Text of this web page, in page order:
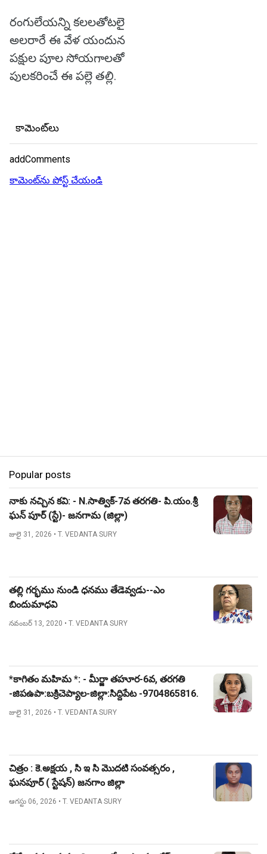
రంగులేయన్ని కలలతోటలై
అలరారే ఈ వేళ యందున
పక్షుల పూల సోయగాలతో
పులకరించే ఈ పల్లె తల్లి.
కామెంట్‌లు
addComments
కామెంట్‌ను పోస్ట్ చేయండి
Popular posts
నాకు నచ్చిన కవి: - N.సాత్విక్-7వ తరగతి- పి.యం.శ్రీ
ఘన్ పూర్ (స్టే)- జనగామ (జిల్లా)
జులై 31, 2026 • T. VEDANTA SURY
తల్లి గర్భము నుండి ధనము తేడెవ్వడు--ఎం
బిందుమాధవి
నవంబర్ 13, 2020 • T. VEDANTA SURY
*కాగితం మహిమ *: - మీర్జా తహూర-6వ, తరగతి
-జిపఉపా:బక్రిచెప్యాల-జిల్లా:సిద్దిపేట -9704865816.
జులై 31, 2026 • T. VEDANTA SURY
చిత్రం : కె.అక్షయ , సి ఇ సి మొదటి సంవత్సరం ,
ఘనపూర్ ( స్టేషన్) జనగాం జిల్లా
ఆగస్టు 06, 2026 • T. VEDANTA SURY